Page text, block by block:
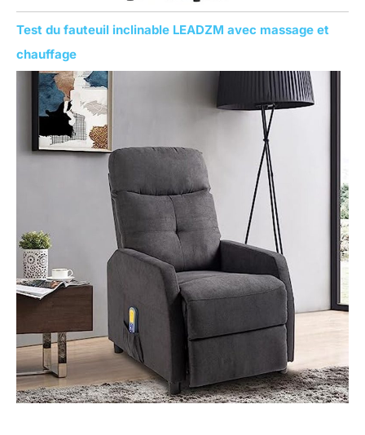
Test du fauteuil inclinable LEADZM avec massage et
chauffage